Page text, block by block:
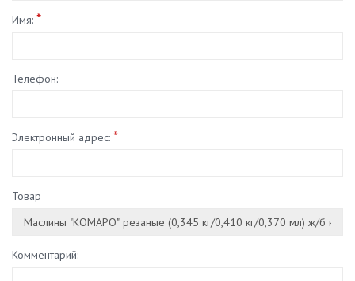
Имя: *
Телефон:
Электронный адрес: *
Товар
Комментарий: